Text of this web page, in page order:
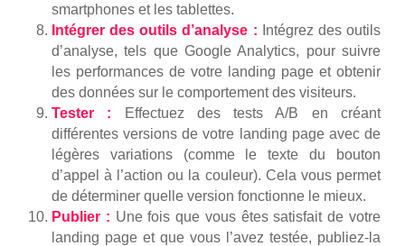
smartphones et les tablettes.
Intégrer des outils d’analyse : Intégrez des outils
d’analyse, tels que Google Analytics, pour suivre
les performances de votre landing page et obtenir
des données sur le comportement des visiteurs.
Tester : Effectuez des tests A/B en créant
différentes versions de votre landing page avec de
légères variations (comme le texte du bouton
d’appel à l’action ou la couleur). Cela vous permet
de déterminer quelle version fonctionne le mieux.
Publier : Une fois que vous êtes satisfait de votre
landing page et que vous l’avez testée, publiez-la